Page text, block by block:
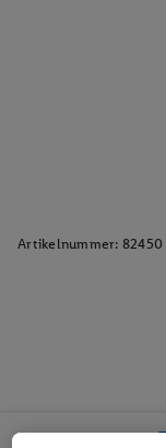
Artikelnummer: 82450